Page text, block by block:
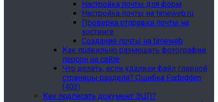
Настройка почты для форм
Настройка почты на timeweb.ru
Проверка отправки почты на
хостинге
Создание почты на timeweb
Как правильно размещать фотографии
персон на сайте
Что делать, если удалили файл главной
страницы раздела? Ошибка Forbidden
(403)
Как подписать документ ЭЦП?